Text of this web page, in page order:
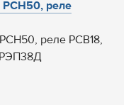
РСН50, реле
реле РСВ18,